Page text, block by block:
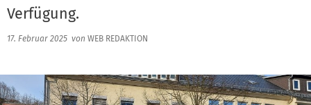
Verfügung.
17. Februar 2025 von WEB REDAKTION